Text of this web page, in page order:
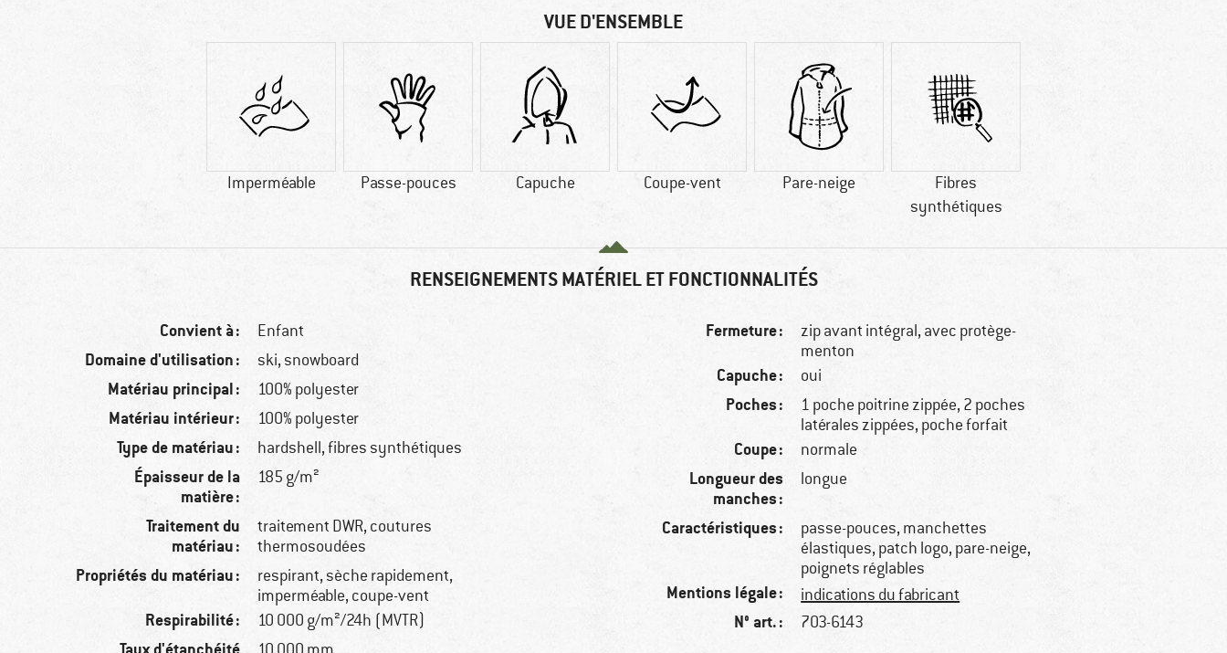
VUE D'ENSEMBLE
Imperméable Passe-pouces Capuche Coupe-vent Pare-neige
Fibres
synthétiques
RENSEIGNEMENTS MATÉRIEL ET FONCTIONNALITÉS
Convient à : Enfant
Domaine d'utilisation : ski, snowboard
Matériau principal : 100% polyester
Matériau intérieur : 100% polyester
Type de matériau : hardshell, fibres synthétiques
Épaisseur de la
matière :
185 g/m²
Traitement du
matériau :
traitement DWR, coutures
thermosoudées
Propriétés du matériau :
respirant, sèche rapidement,
imperméable, coupe-vent
Respirabilité : 10 000 g/m²/24h (MVTR)
Fermeture :
zip avant intégral, avec protège-
menton
Capuche : oui
Poches :
1 poche poitrine zippée, 2 poches
latérales zippées, poche forfait
Coupe : normale
Longueur des
manches :
longue
Caractéristiques :
passe-pouces, manchettes
élastiques, patch logo, pare-neige,
poignets réglables
Mentions légale : indications du fabricant
N° art. : 703-6143